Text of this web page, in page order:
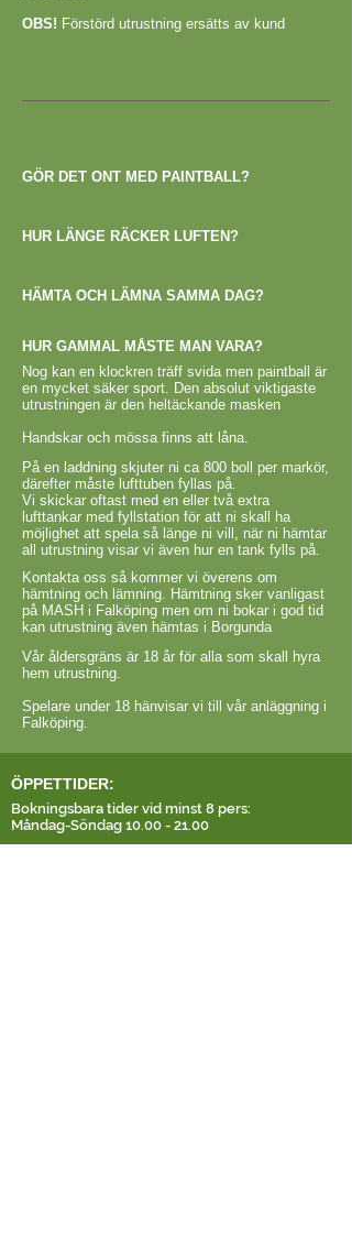
OBS! Förstörd utrustning ersätts av kund
GÖR DET ONT MED PAINTBALL?
HUR LÄNGE RÄCKER LUFTEN?
HÄMTA OCH LÄMNA SAMMA DAG?
HUR GAMMAL MÅSTE MAN VARA?
Nog kan en klockren träff svida men paintball är
en mycket säker sport. Den absolut viktigaste
utrustningen är den heltäckande masken
Handskar och mössa finns att låna.
På en laddning skjuter ni ca 800 boll per markör,
därefter måste lufttuben fyllas på.
Vi skickar oftast med en eller två extra
lufttankar med fyllstation för att ni skall ha
möjlighet att spela så länge ni vill, när ni hämtar
all utrustning visar vi även hur en tank fylls på.
Kontakta oss så kommer vi överens om
hämtning och lämning. Hämtning sker vanligast
på MASH i Falköping men om ni bokar i god tid
kan utrustning även hämtas i Borgunda
Vår åldersgräns är 18 år för alla som skall hyra
hem utrustning.
Spelare under 18 hänvisar vi till vår anläggning i
Falköping.
ÖPPETTIDER:
Bokningsbara tider vid minst 8 pers:
Måndag-Söndag 10.00 - 21.00